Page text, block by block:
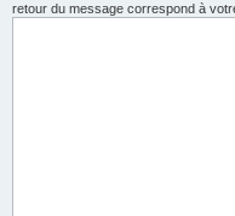
retour du message correspond à